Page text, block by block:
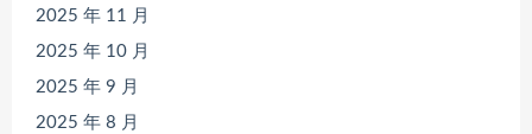
2025 年 11 月
2025 年 10 月
2025 年 9 月
2025 年 8 月